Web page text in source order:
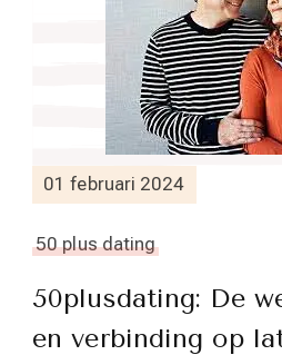
01 februari 2024
50 plus dating
50plusdating: De
en verbinding op